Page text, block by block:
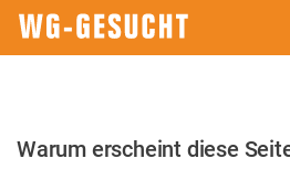
Bitte
Warum erscheint diese